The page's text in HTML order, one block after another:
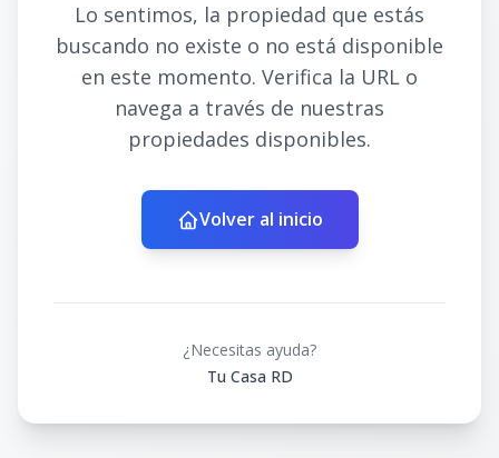
Lo sentimos, la propiedad que estás
buscando no existe o no está disponible
en este momento. Verifica la URL o
navega a través de nuestras
propiedades disponibles.
Volver al inicio
¿Necesitas ayuda?
Tu Casa RD